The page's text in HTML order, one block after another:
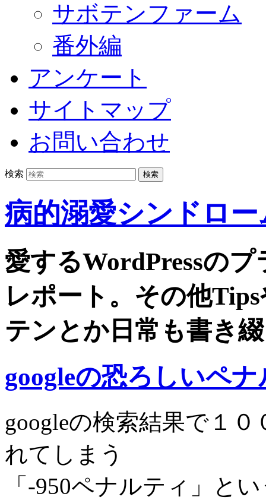
サボテンファーム
番外編
アンケート
サイトマップ
お問い合わせ
検索
病的溺愛シンドロー
愛するWordPressの
レポート。その他
テンとか日常も書き
googleの恐ろしいペ
googleの検索結果で１
れてしまう
「-950ペナルティ」と